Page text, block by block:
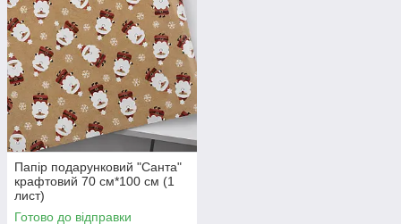
Папір подарунковий "Санта"
крафтовий 70 см*100 см (1
лист)
Готово до відправки